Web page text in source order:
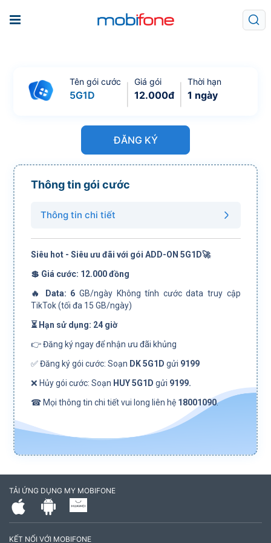
Tên gói cước
5G1D
Giá gói
12.000đ
Thời hạn
1 ngày
ĐĂNG KÝ
Thông tin gói cước
Thông tin chi tiết
Siêu hot - Siêu ưu đãi với gói ADD-ON 5G1D🚀
💲 Giá cước: 12.000 đồng
🔥 Data: 6 GB/ngày Không tính cước data truy cập
TikTok (tối đa 15 GB/ngày)
⏳ Hạn sử dụng: 24 giờ
👉 Đăng ký ngay để nhận ưu đãi khủng
✅ Đăng ký gói cước: Soạn DK 5G1D gửi 9199
❌ Hủy gói cước: Soạn HUY 5G1D gửi 9199.
☎ Mọi thông tin chi tiết vui long liên hệ 18001090.
TẢI ỨNG DỤNG MY MOBIFONE
KẾT NỐI VỚI MOBIFONE